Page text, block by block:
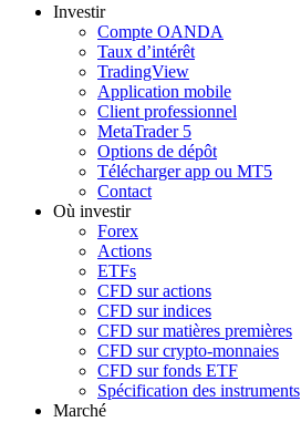
Investir
Compte OANDA
Taux d’intérêt
TradingView
Application mobile
Client professionnel
MetaTrader 5
Options de dépôt
Télécharger app ou MT5
Contact
Où investir
Forex
Actions
ETFs
CFD sur actions
CFD sur indices
CFD sur matières premières
CFD sur crypto-monnaies
CFD sur fonds ETF
Spécification des instruments
Marché